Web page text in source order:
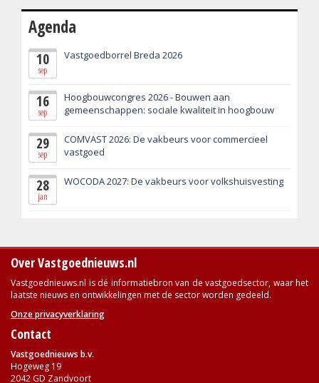
Agenda
10
sep
Vastgoedborrel Breda 2026
16
sep
Hoogbouwcongres 2026 - Bouwen aan
gemeenschappen: sociale kwaliteit in hoogbouw
29
sep
COMVAST 2026: De vakbeurs voor commercieel
vastgoed
28
jan
WOCODA 2027: De vakbeurs voor volkshuisvesting
Over Vastgoednieuws.nl
Vastgoednieuws.nl is dé informatiebron van de vastgoedsector, waar het
laatste nieuws en ontwikkelingen met de sector worden gedeeld.
Onze privacyverklaring
Contact
Vastgoednieuws b.v.
Hogeweg 19
2042 GD Zandvoort